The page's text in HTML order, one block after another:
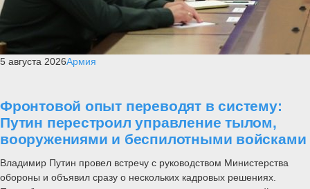
5 августа 2026Армия
Фронтовой опыт переводят в систему:
Путин перестроил управление тылом,
вооружениями и беспилотными войсками
Владимир Путин провел встречу с руководством Министерства
обороны и объявил сразу о нескольких кадровых решениях.